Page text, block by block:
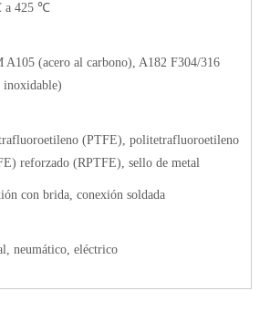
a 425 ℃
A105 (acero al carbono), A182 F304/316
inoxidable)
(PTFE), politetrafluoroetileno
reforzado (RPTFE), sello de metal
con brida, conexión soldada
neumático, eléctrico